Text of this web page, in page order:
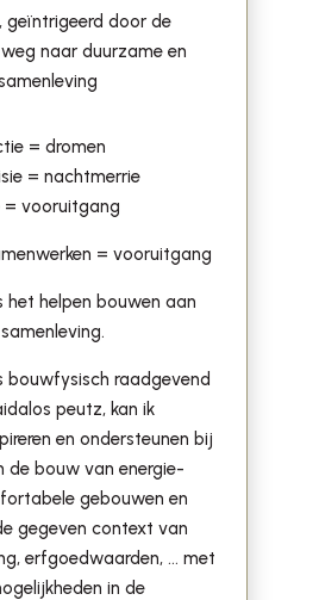
geïntrigeerd door de
naar duurzame en
= dromen
= nachtmerrie
= vooruitgang
= vooruitgang
het helpen bouwen aan
bouwfysisch raadgevend
peutz, kan ik
en ondersteunen bij
de bouw van energie-
gebouwen en
gegeven context van
erfgoedwaarden, … met
in de